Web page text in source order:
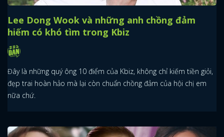
Lee Dong Wook và những anh chồng đảm
hiếm có khó tìm trong Kbiz
Đây là những quý ông 10 điểm của Kbiz, không chỉ kiếm tiền giỏi,
đẹp trai hoàn hảo mà lại còn chuẩn chồng đảm của hội chị em
nữa chứ.